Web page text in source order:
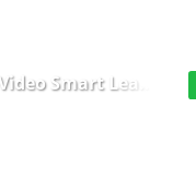
Video Smart Lea…